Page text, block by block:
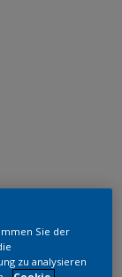
Sie der
zu analysieren